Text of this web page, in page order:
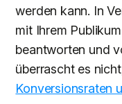
werden kann. In
mit Ihrem
beantworten und
überrascht es
Konversionsraten